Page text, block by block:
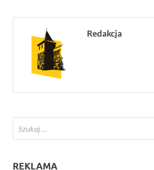
Redakcja
REKLAMA